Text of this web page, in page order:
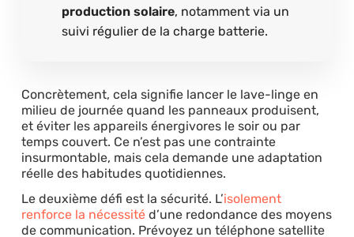
production solaire, notamment via un
suivi régulier de la charge batterie.
Concrètement, cela signifie lancer le lave-linge en
milieu de journée quand les panneaux produisent,
et éviter les appareils énergivores le soir ou par
temps couvert. Ce n’est pas une contrainte
insurmontable, mais cela demande une adaptation
réelle des habitudes quotidiennes.
Le deuxième défi est la sécurité. L’isolement
renforce la nécessitéd’une redondance des moyens
de communication. Prévoyez un téléphone satellite